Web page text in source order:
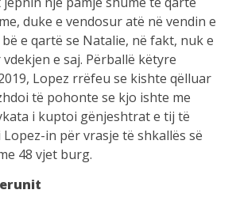
duke e vendosur atë në vendin e
e qartë se Natalie, në fakt, nuk e
e saj. Përballë këtyre
Lopez rrëfeu se kishte qëlluar
të pohonte se kjo ishte me
i kuptoi gënjeshtrat e tij të
in për vrasje të shkallës së
48 vjet burg.